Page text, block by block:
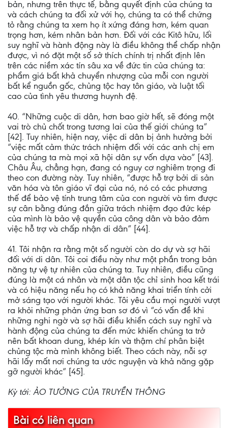
bản, nhưng trên thực tế, bằng quyết định của chúng ta
và cách chúng ta đối xử với họ, chúng ta có thể chứng
tỏ rằng chúng ta xem họ ít xứng đáng hơn, kém quan
trọng hơn, kém nhân bản hơn. Đối với các Kitô hữu, lối
suy nghĩ và hành động này là điều không thể chấp nhận
được, vì nó đặt một số sở thích chính trị nhất định lên
trên các niềm xác tín sâu xa về đức tin của chúng ta:
phẩm giá bất khả chuyển nhượng của mỗi con người
bất kể nguồn gốc, chủng tộc hay tôn giáo, và luật tối
cao của tình yêu thương huynh đệ.
40. “Những cuộc di dân, hơn bao giờ hết, sẽ đóng một
vai trò chủ chốt trong tương lai của thế giới chúng ta”
[42]. Tuy nhiên, hiện nay, việc di dân bị ảnh hưởng bởi
“việc mất cảm thức trách nhiệm đối với các anh chị em
của chúng ta mà mọi xã hội dân sự vốn dựa vào” [43].
Châu Âu, chẳng hạn, đang có nguy cơ nghiêm trọng đi
theo con đường này. Tuy nhiên, “được hỗ trợ bởi di sản
văn hóa và tôn giáo vĩ đại của nó, nó có các phương
thế để bảo vệ tính trung tâm của con người và tìm được
sự cân bằng đúng đắn giữa trách nhiệm đạo đức kép
của mình là bảo vệ quyền của công dân và bảo đảm
việc hỗ trợ và chấp nhận di dân” [44].
41. Tôi nhận ra rằng một số người còn do dự và sợ hãi
đối với di dân. Tôi coi điều này như một phần trong bản
năng tự vệ tự nhiên của chúng ta. Tuy nhiên, điều cũng
đúng là một cá nhân và một dân tộc chỉ sinh hoa kết trái
và có hiệu năng nếu họ có khả năng khai triển tính cởi
mở sáng tạo với người khác. Tôi yêu cầu mọi người vượt
ra khỏi những phản ứng ban sơ đó vì “có vấn đề khi
những nghi ngờ và sợ hãi điều khiển cách suy nghĩ và
hành động của chúng ta đến mức khiến chúng ta trở
nên bất khoan dung, khép kín và thậm chí phân biệt
chủng tộc mà mình không biết. Theo cách này, nỗi sợ
hãi lấy mất nơi chúng ta ước nguyện và khả năng gặp
gỡ người khác” [45].
Kỳ tới: ẢO TƯỞNG CỦA TRUYỀN THÔNG
Bài có liên quan